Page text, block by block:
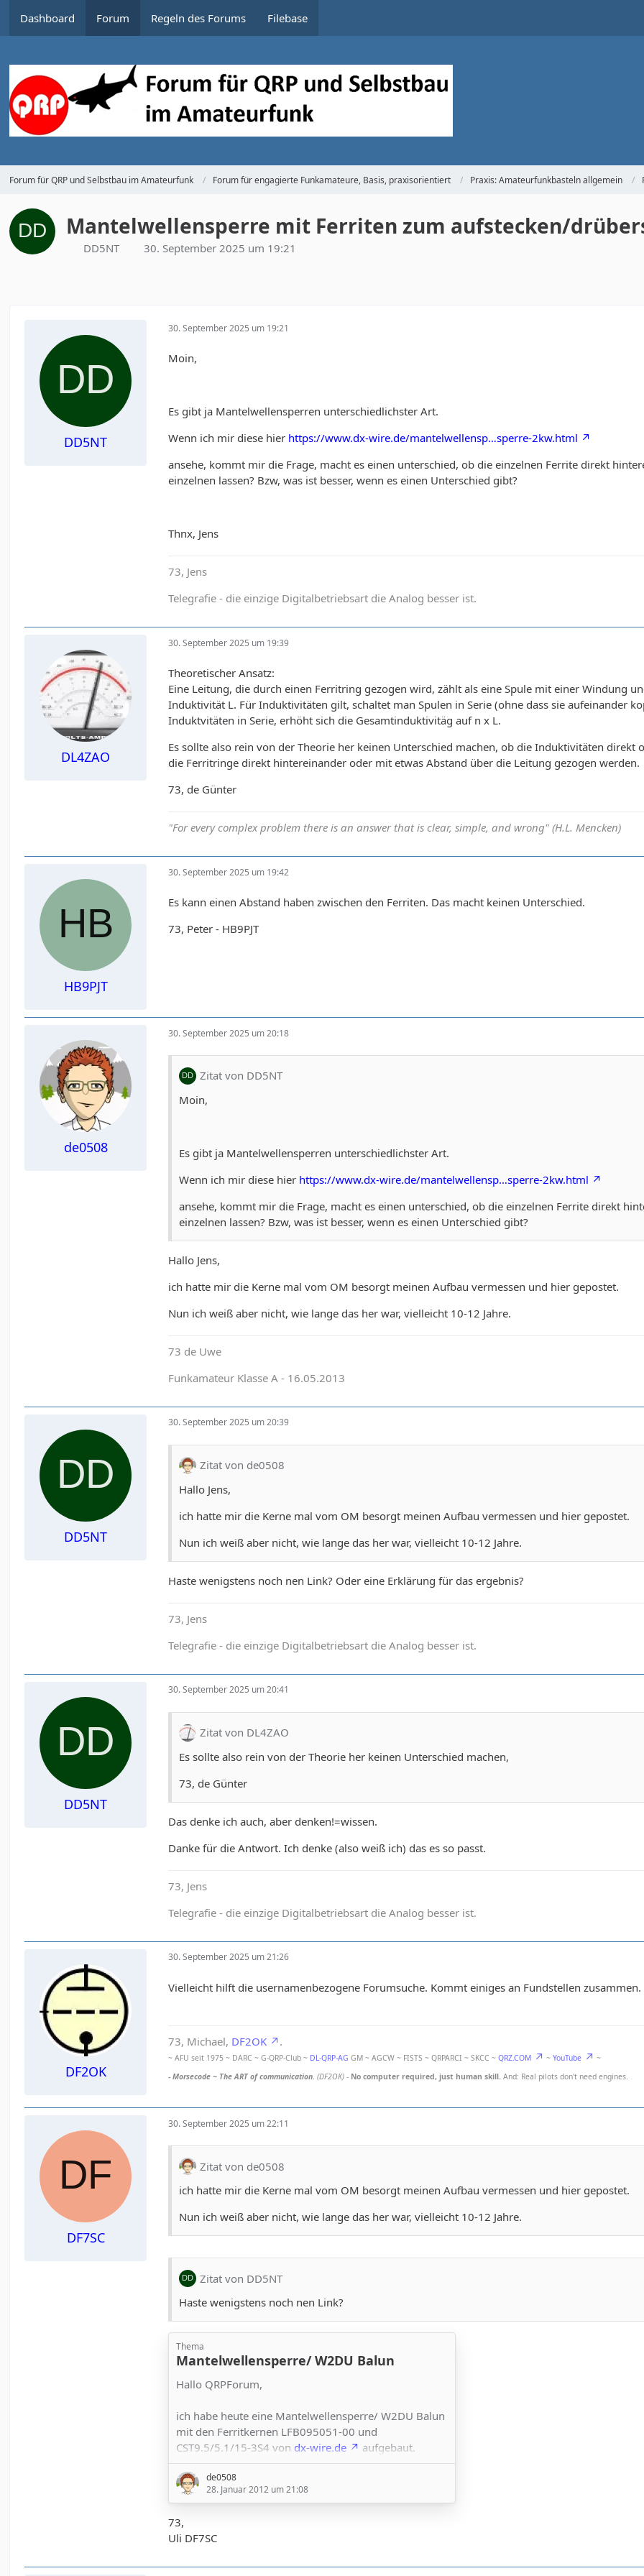
Dashboard Forum Regeln des Forums Filebase
Forum für QRP und Selbstbau im Amateurfunk Forum für engagierte Funkamateure, Basis, praxisorientiert Praxis: Amateurfunkbasteln allgemein
Mantelwellensperre mit Ferriten zum aufstecken/
DD5NT 30. September 2025 um 19:21
DD5NT
30. September 2025 um 19:21
Moin,
Es gibt ja Mantelwellensperren unterschiedlichster Art.
Wenn ich mir diese hier https://www.dx-wire.de/mantelwellensp…sperre-2kw.html
ansehe, kommt mir die Frage, macht es einen unterschied, ob die einzelnen Ferrite direkt
einzelnen lassen? Bzw, was ist besser, wenn es einen Unterschied gibt?
Thnx, Jens
73, Jens
Telegrafie - die einzige Digitalbetriebsart die Analog besser ist.
DL4ZAO
30. September 2025 um 19:39
Theoretischer Ansatz:
Eine Leitung, die durch einen Ferritring gezogen wird, zählt als eine Spule mit einer Windung
Induktivität L. Für Induktivitäten gilt, schaltet man Spulen in Serie (ohne dass sie aufeinander
Induktvitäten in Serie, erhöht sich die Gesamtinduktivitäg auf n x L.
Es sollte also rein von der Theorie her keinen Unterschied machen, ob die Induktivitäten direkt
die Ferritringe direkt hintereinander oder mit etwas Abstand über die Leitung gezogen werden.
73, de Günter
"For every complex problem there is an answer that is clear, simple, and wrong" (H.L. Mencken)
HB9PJT
30. September 2025 um 19:42
Es kann einen Abstand haben zwischen den Ferriten. Das macht keinen Unterschied.
73, Peter - HB9PJT
de0508
30. September 2025 um 20:18
Zitat von DD5NT
Moin,
Es gibt ja Mantelwellensperren unterschiedlichster Art.
Wenn ich mir diese hier https://www.dx-wire.de/mantelwellensp…sperre-2kw.html
ansehe, kommt mir die Frage, macht es einen unterschied, ob die einzelnen Ferrite direkt
einzelnen lassen? Bzw, was ist besser, wenn es einen Unterschied gibt?
Hallo Jens,
ich hatte mir die Kerne mal vom OM besorgt meinen Aufbau vermessen und hier gepostet.
Nun ich weiß aber nicht, wie lange das her war, vielleicht 10-12 Jahre.
73 de Uwe
Funkamateur Klasse A - 16.05.2013
DD5NT
30. September 2025 um 20:39
Zitat von de0508
Hallo Jens,
ich hatte mir die Kerne mal vom OM besorgt meinen Aufbau vermessen und hier gepostet.
Nun ich weiß aber nicht, wie lange das her war, vielleicht 10-12 Jahre.
Haste wenigstens noch nen Link? Oder eine Erklärung für das ergebnis?
73, Jens
Telegrafie - die einzige Digitalbetriebsart die Analog besser ist.
DD5NT
30. September 2025 um 20:41
Zitat von DL4ZAO
Es sollte also rein von der Theorie her keinen Unterschied machen,
73, de Günter
Das denke ich auch, aber denken!=wissen.
Danke für die Antwort. Ich denke (also weiß ich) das es so passt.
73, Jens
Telegrafie - die einzige Digitalbetriebsart die Analog besser ist.
DF2OK
30. September 2025 um 21:26
Vielleicht hilft die usernamenbezogene Forumsuche. Kommt einiges an Fundstellen zusammen.
73, Michael, DF2OK .
~ AFU seit 1975 ~ DARC ~ G-QRP-Club ~ DL-QRP-AG GM ~ AGCW ~ FISTS ~ QRPARCI ~ SKCC ~QRZ.COM ~YouTube
~
- Morsecode ~ The ART of communication.(DF2OK) - No computer required, just human skill. And: Real pilots don't need engines.
DF7SC
30. September 2025 um 22:11
Zitat von de0508
ich hatte mir die Kerne mal vom OM besorgt meinen Aufbau vermessen und hier gepostet.
Nun ich weiß aber nicht, wie lange das her war, vielleicht 10-12 Jahre.
Zitat von DD5NT
Haste wenigstens noch nen Link?
Thema
Mantelwellensperre/ W2DU Balun
Hallo QRPForum,
ich habe heute eine Mantelwellensperre/ W2DU Balun
mit den Ferritkernen LFB095051-00 und
CST9.5/5.1/15-3S4 von dx-wire.de aufgebaut.
Konstruktion
2x 3x Ferrite LFB095051-000,
2x 6 Ferrite CST9.5/5.1/15-3S4
de0508
28. Januar 2012 um 21:08
73,
Uli DF7SC